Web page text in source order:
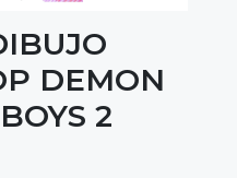
DEMON
2